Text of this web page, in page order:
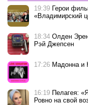
19:39 Герои
«Владимирский
18:34 Олден
Рэй Джепсен
17:26 Мадонна и
16:19 Пелагея:
Ровно на свой